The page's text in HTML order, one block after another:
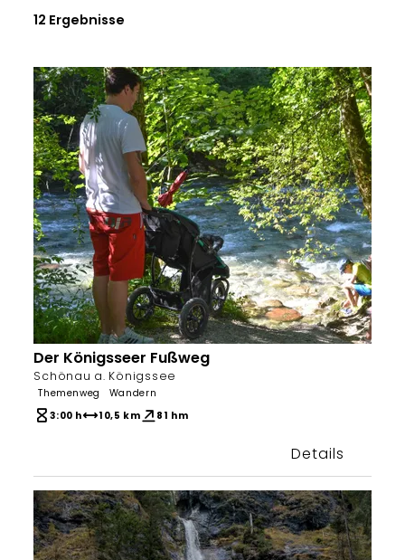
12 Ergebnisse
Bergerlebnis Berchtesgaden
Der Königsseer Fußweg
Schönau a. Königssee
Themenweg
Wandern
3:00 h
10,5 km 81 hm
Details